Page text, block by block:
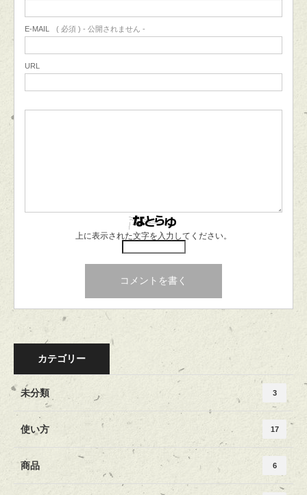
E-MAIL ( 必須 ) - 公開されません -
URL
上に表示された文字を入力してください。
カテゴリー
未分類 3
使い方 17
商品 6